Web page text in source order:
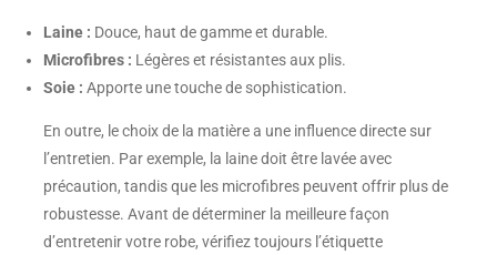
Laine : Douce, haut de gamme et durable.
Microfibres : Légères et résistantes aux plis.
Soie : Apporte une touche de sophistication.
En outre, le choix de la matière a une influence directe sur
l’entretien. Par exemple, la laine doit être lavée avec
précaution, tandis que les microfibres peuvent offrir plus de
robustesse. Avant de déterminer la meilleure façon
d’entretenir votre robe, vérifiez toujours l’étiquette